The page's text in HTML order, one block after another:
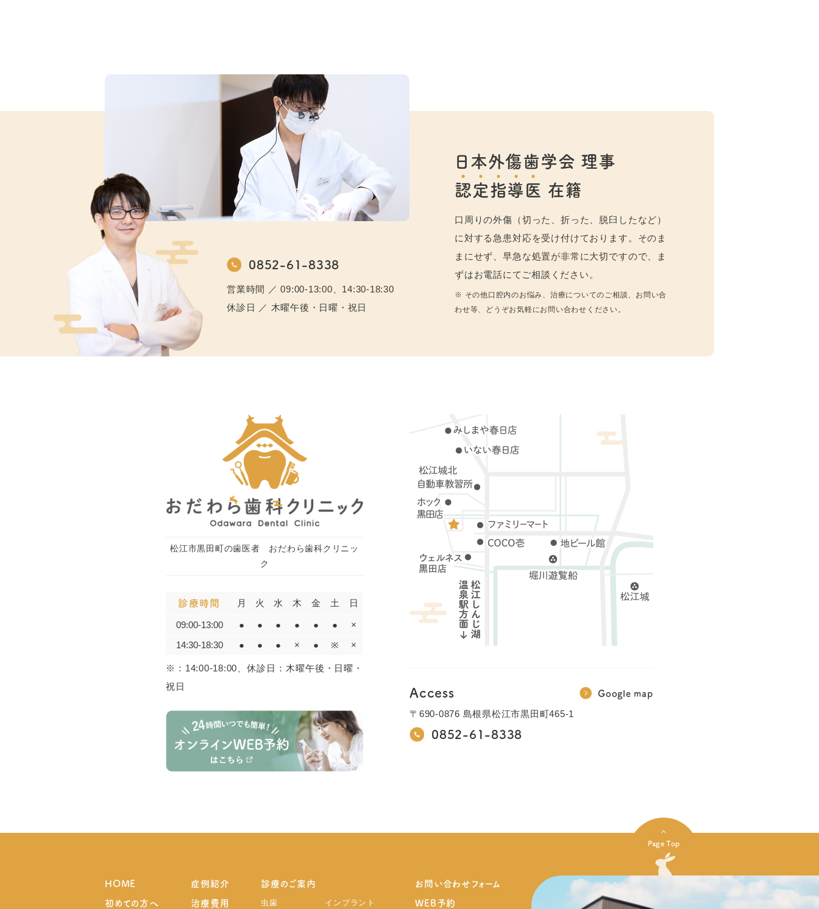
0852-61-8338
営業時間 ／ 09:00-13:00、14:30-18:30
休診日 ／ 木曜午後・日曜・祝日
日本外傷歯学会 理事
認定指導 医 在籍
口周りの外傷（切った、折った、脱臼したなど）
に対する急患対応を受け付けております。そのま
まにせず、早急な処置が非常に大切ですので、ま
ずはお電話にてご相談ください。
※ その他口腔内のお悩み、治療についてのご相談、お問い合
わせ等、どうぞお気軽にお問い合わせください。
松江市黒田町の歯医者 おだわら歯科クリニッ
ク
診療時間 月 火 水 木 金 土 日
09:00-13:00 ● ● ● ● ● ●
×
14:30-18:30
● ● ● × ● ※ ×
※：14:00-18:00、休診日：木曜午後・日曜・
祝日
Access Google map
〒690-0876 島根県松江市黒田町465-1
0852-61-8338
HOME
初めての方へ
症例紹介
治療費用
診療のご案内
虫歯 インプラント
お問い合わせフォーム
WEB予約
Page Top